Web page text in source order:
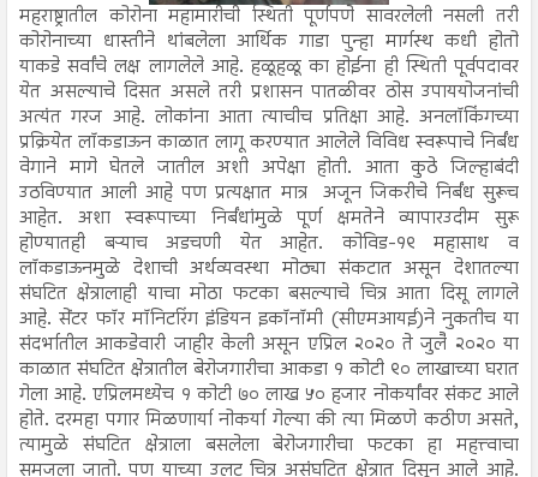
महराष्ट्रातील कोरोना महामारीची स्थिती पूर्णपणे सावरलेली नसली तरी
कोरोनाच्या धास्तीने थांबलेला आर्थिक गाडा पुन्हा मार्गस्थ कधी होतो
याकडे सर्वांचे लक्ष लागलेले आहे. हळूहळू का होईना ही स्थिती पूर्वपदावर
येत असल्याचे दिसत असले तरी प्रशासन पातळीवर ठोस उपाययोजनांची
अत्यंत गरज आहे. लोकांना आता त्याचीच प्रतिक्षा आहे. अनलॉकिंगच्या
प्रक्रियेत लॉकडाऊन काळात लागू करण्यात आलेले विविध स्वरूपाचे निर्बंध
वेगाने मागे घेतले जातील अशी अपेक्षा होती. आता कुठे जिल्हाबंदी
उठविण्यात आली आहे पण प्रत्यक्षात मात्र अजून जिकरीचे निर्बंध सुरूच
आहेत. अशा स्वरूपाच्या निर्बंधांमुळे पूर्ण क्षमतेने व्यापारउदीम सुरू
होण्यातही बऱ्याच अडचणी येत आहेत. कोविड-१९ महासाथ व
लॉकडाऊनमुळे देशाची अर्थव्यवस्था मोठ्या संकटात असून देशातल्या
संघटित क्षेत्रालाही याचा मोठा फटका बसल्याचे चित्र आता दिसू लागले
आहे. सेंटर फॉर मॉनिटरिंग इंडियन इकॉनॉमी (सीएमआयई)ने नुकतीच या
संदर्भातील आकडेवारी जाहीर केली असून एप्रिल २०२० ते जुलै २०२० या
काळात संघटित क्षेत्रातील बेरोजगारीचा आकडा १ कोटी ९० लाखाच्या घरात
गेला आहे. एप्रिलमध्येच १ कोटी ७० लाख ५० हजार नोकर्यांवर संकट आले
होते. दरमहा पगार मिळणार्या नोकर्या गेल्या की त्या मिळणे कठीण असते,
त्यामुळे संघटित क्षेत्राला बसलेला बेरोजगारीचा फटका हा महत्त्वाचा